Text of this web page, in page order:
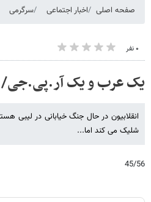
صفحه اصلی اخبار اجتماعی سرگرمی
۰ نفر
یک عرب و یک آر.پی.جی/
انقلابیون در حال جنگ خیابانی در لیبی
شلیک می کند اما...
45/56